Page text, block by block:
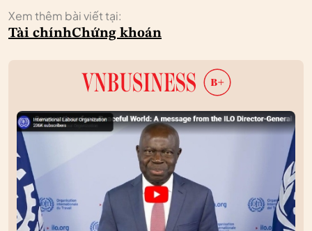
Xem thêm bài viết tại:
Tài chínhChứng khoán